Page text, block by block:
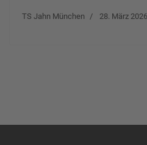
TS Jahn München 28. März 2026